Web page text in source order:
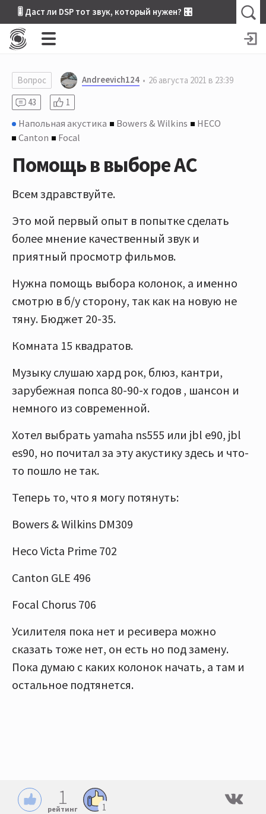
🎚 Даст ли DSP тот звук, который нужен? 🎛
Вопрос Andreevich124
26 августа 2021 в 23:39
43
1
Напольная акустика Bowers & Wilkins
HECO
Canton
Focal
Помощь в выборе АС
Всем здравствуйте.
Это мой первый опыт в попытке сделать
более мнение качественный звук и
приятный просмотр фильмов.
Нужна помощь выбора колонок, а именно
смотрю в б/у сторону, так как на новую не
тяну. Бюджет 20-35.
Комната 15 квадратов.
Музыку слушаю хард рок, блюз, кантри,
зарубежная попса 80-90-х годов , шансон и
немного из современной.
Хотел выбрать yamaha ns555 или jbl e90, jbl
es90, но почитал за эту акустику здесь и что-
то пошло не так.
Теперь то, что я могу потянуть:
Bowers & Wilkins DM309
Heco Victa Prime 702
Canton GLE 496
Focal Chorus 706
Усилителя пока нет и ресивера можно
сказать тоже нет, он есть но под замену.
Пока думаю с каких колонок начать, а там и
остальное подтянется.
1
рейтинг 1